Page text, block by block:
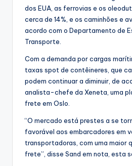
dos EUA, as ferrovias e os
cerca de 14%, e os caminhões e
acordo com o Departamento de
Transporte.
Com a demanda por cargas
taxas spot de contêineres, que
podem continuar a diminuir, de
analista-chefe da Xeneta, uma
frete em Oslo.
“O mercado está prestes a se
favorável aos embarcadores em
transportadoras, com uma maior
frete”, disse Sand em nota, esta